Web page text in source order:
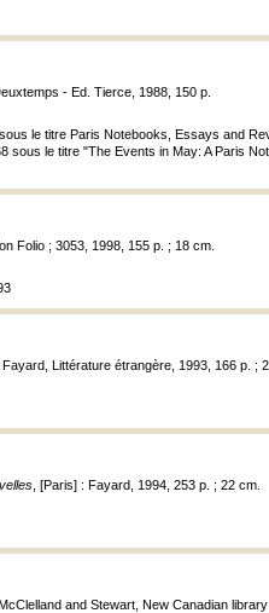
- Ed. Tierce, 1988, 150 p.
le titre Paris Notebooks, Essays and
sous le titre "The Events in May: A Paris
Folio ; 3053, 1998, 155 p. ; 18 cm.
Fayard, Littérature étrangère, 1993, 166 p. ;
, [Paris] : Fayard, 1994, 253 p. ; 22 cm.
McClelland and Stewart, New Canadian